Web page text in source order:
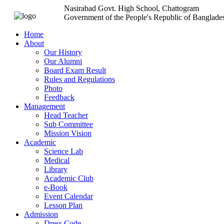
Nasirabad Govt. High School, Chattogram
Government of the People's Republic of
Home
About
Our History
Our Alumni
Board Exam Result
Rules and Regulations
Photo
Feedback
Management
Head Teacher
Sub Committee
Mission Vision
Academic
Science Lab
Medical
Library
Academic Club
e-Book
Event Calendar
Lesson Plan
Admission